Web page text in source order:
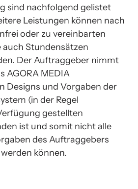
sind nachfolgend gelistet
Leistungen können nach
oder zu vereinbarten
auch Stundensätzen
Der Auftraggeber nimmt
AGORA MEDIA
Designs und Vorgaben der
(in der Regel
gestellten
ist und somit nicht alle
des Auftraggebers
können.